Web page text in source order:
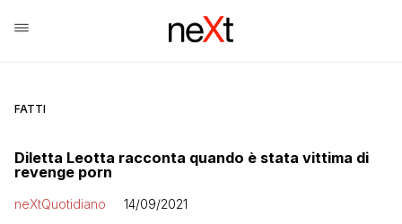
FATTI
Diletta Leotta racconta quando è stata vittima di
revenge porn
neXtQuotidiano 14/09/2021